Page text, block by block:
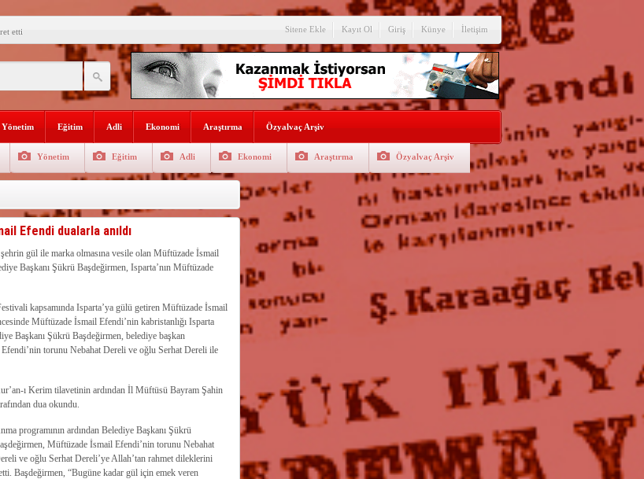
etti
ziyaretçi
Satışa
karşı
Sitene Ekle Kayıt Ol Giriş Künye İletişim
Yönetim Eğitim Adli Ekonomi Araştırma Özyalvaç Arşiv
Yönetim Eğitim Adli Ekonomi Araştırma Özyalvaç Arşiv
Efendi dualarla anıldı
gül ile marka olmasına vesile olan Müftüzade İsmail
Başkanı Şükrü Başdeğirmen, Isparta’nın Müftüzade
kapsamında Isparta’ya gülü getiren Müftüzade İsmail
Müftüzade İsmail Efendi’nin kabristanlığı Isparta
Başkanı Şükrü Başdeğirmen, belediye başkan
torunu Nebahat Dereli ve oğlu Serhat Dereli ile
ı Kerim tilavetinin ardından İl Müftüsü Bayram Şahin
dua okundu.
programının ardından Belediye Başkanı Şükrü
Müftüzade İsmail Efendi’nin torunu Nebahat
ve oğlu Serhat Dereli’ye Allah’tan rahmet dileklerini
Başdeğirmen, “Bugüne kadar gül için emek veren